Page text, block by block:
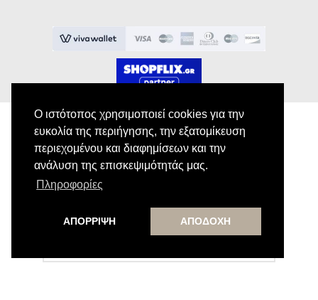
Ο ιστότοπος χρησιμοποιεί cookies για την
ευκολία της περιήγησης, την εξατομίκευση
περιεχομένου και διαφημίσεων και την
ανάλυση της επισκεψιμότητάς μας.
Πληροφορίες
ΑΠΟΡΡΙΨΗ ΑΠΟΔΟΧΗ
Εγγραφή στο Newsletter
Κάνε εγγραφή στο newsletter μας για να
λαμβάνεις αποκλειστικές προσφορές.